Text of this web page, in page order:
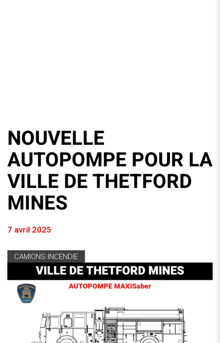
NOUVELLE
AUTOPOMPE POUR LA
VILLE DE THETFORD
MINES
7 avril 2025
CAMIONS INCENDIE